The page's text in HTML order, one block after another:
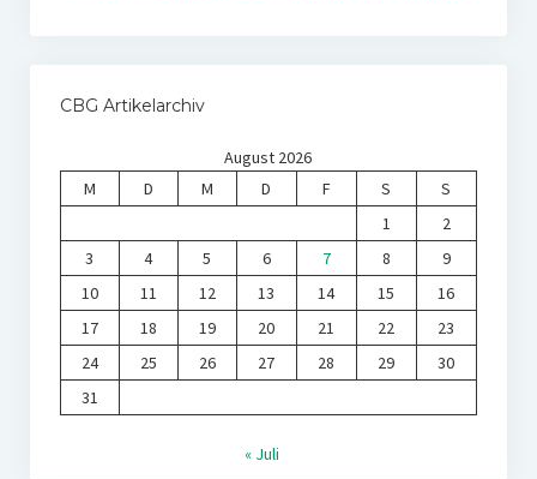
CBG Artikelarchiv
August 2026
M
D M D F S
S
1
2
3
4 5 6 7 8
9
10
11 12 13 14 15
16
17
18 19 20 21 22
23
24
25 26 27 28 29
30
31
« Juli